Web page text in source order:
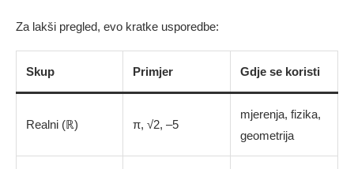
Za lakši pregled, evo kratke usporedbe:
Skup Primjer Gdje se koristi
Realni (ℝ) π, √2, –5
mjerenja, fizika,
geometrija